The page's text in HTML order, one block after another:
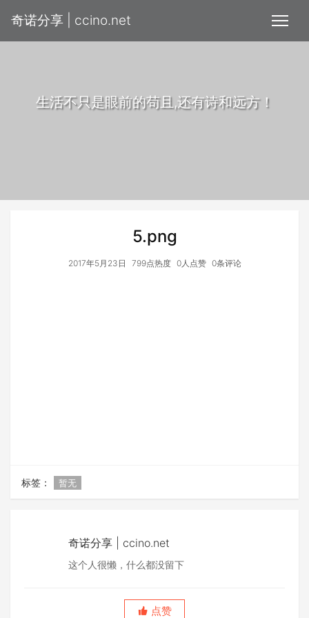
奇诺分享 | ccino.net
生活不只是眼前的苟且,还有诗和远方！
5.png
2017年5月23日 799点热度 0人点赞 0条评论
标签： 暂无
奇诺分享 | ccino.net
这个人很懒，什么都没留下
点赞